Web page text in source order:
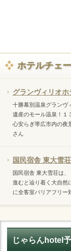
ホテルチェ
グランヴィリオ
十勝幕別温泉グランヴ
遺産のモール温泉！１
心安らぎ帯広市内の夜
さん
国民宿舎 東大雪
国民宿舎 東大雪荘は
進むと辿り着く大自然
に全客室バリアフリー
じゃらんhotel